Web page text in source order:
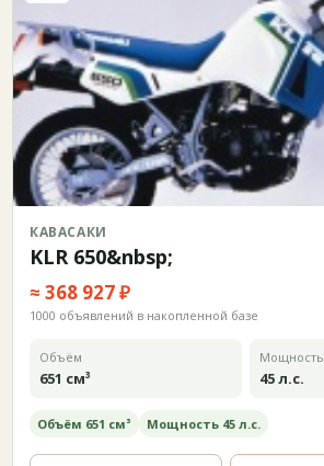
КАВАСАКИ
KLR 650&nbsp;
≈ 368 927 ₽
1000 объявлений в накопленной базе
Объём
651 см³
Мощность
45 л.с.
Объём 651 см³ Мощность 45 л.с.